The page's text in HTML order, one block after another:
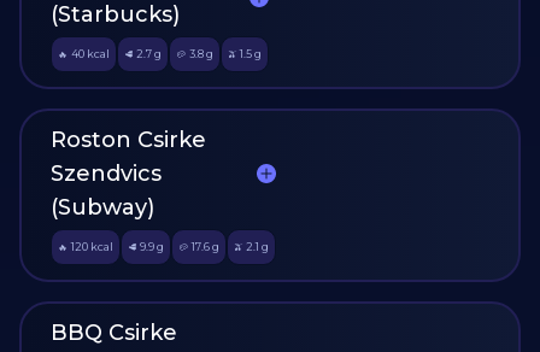
(Starbucks)
🔥 40 kcal 🥩 2.7g 🥔 3.8 g 🫒 1.5g
Roston Csirke
Szendvics
(Subway)
🔥 120 kcal 🥩 9.9g 🥔 17.6 g 🫒 2.1 g
BBQ Csirke